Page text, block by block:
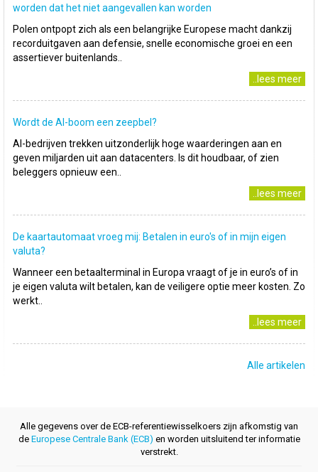
worden dat het niet aangevallen kan worden
Polen ontpopt zich als een belangrijke Europese macht dankzij
recorduitgaven aan defensie, snelle economische groei en een
assertiever buitenlands..
..lees meer
Wordt de AI-boom een zeepbel?
AI-bedrijven trekken uitzonderlijk hoge waarderingen aan en
geven miljarden uit aan datacenters. Is dit houdbaar, of zien
beleggers opnieuw een..
..lees meer
De kaartautomaat vroeg mij: Betalen in euro's of in mijn eigen
valuta?
Wanneer een betaalterminal in Europa vraagt of je in euro’s of in
je eigen valuta wilt betalen, kan de veiligere optie meer kosten. Zo
werkt..
..lees meer
Alle artikelen
Alle gegevens over de ECB-referentiewisselkoers zijn afkomstig van
de Europese Centrale Bank (ECB) en worden uitsluitend ter informatie
verstrekt.